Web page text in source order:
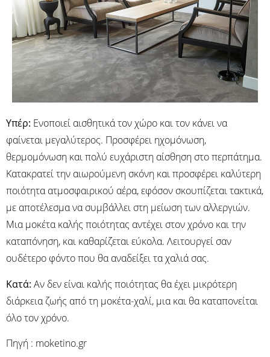
Υπέρ: Ενοποιεί αισθητικά τον χώρο και τον κάνει να
φαίνεται μεγαλύτερος. Προσφέρει ηχομόνωση,
θερμομόνωση και πολύ ευχάριστη αίσθηση στο περπάτημα.
Κατακρατεί την αιωρούμενη σκόνη και προσφέρει καλύτερη
ποιότητα ατμοσφαιρικού αέρα, εφόσον σκουπίζεται τακτικά,
με αποτέλεσμα να συμβάλλει στη μείωση των αλλεργιών.
Μια μοκέτα καλής ποιότητας αντέχει στον χρόνο και την
καταπόνηση, και καθαρίζεται εύκολα. Λειτουργεί σαν
ουδέτερο φόντο που θα αναδείξει τα χαλιά σας.
Κατά: Αν δεν είναι καλής ποιότητας θα έχει μικρότερη
διάρκεια ζωής από τη μοκέτα-χαλί, μια και θα καταπονείται
όλο τον χρόνο.
Πηγή : moketino.gr